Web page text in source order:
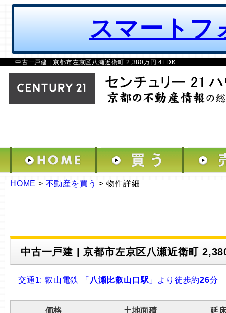
スマートフ
中古一戸建 | 京都市左京区八瀬近衛町 2,380万円 4LDK
HOME > 不動産を買う > 物件詳細
中古一戸建 | 京都市左京区八瀬近衛町
交通1: 叡山電鉄 「 八瀬比叡山口駅 」より徒歩約26分
価格 土地面積 延